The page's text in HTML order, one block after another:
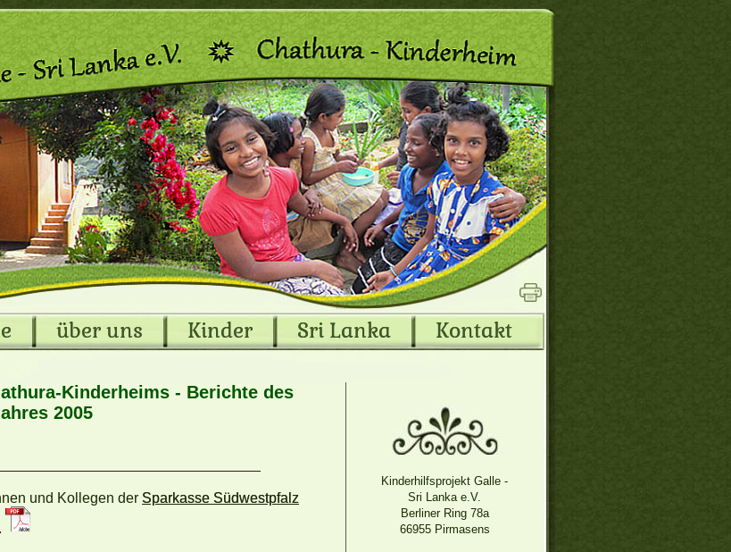
über uns Kinder Sri Lanka Kontakt
Kinderheims - Berichte des
2005
2005
und Kollegen der Sparkasse Südwestpfalz
Kinderhilfsprojekt Galle -
Sri Lanka e.V.
Berliner Ring 78a
66955 Pirmasens